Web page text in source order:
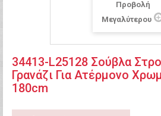
Προβολή
Μεγαλύτερου
34413-L25128 Σούβλα
Γρανάζι Για Ατέρμονο
180cm